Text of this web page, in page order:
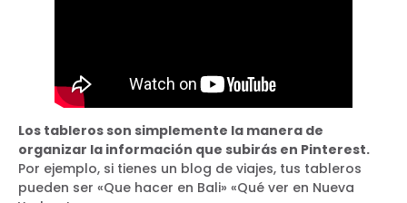
Los tableros son simplemente la manera de
organizar la información que subirás en Pinterest.
Por ejemplo, si tienes un blog de viajes, tus tableros
pueden ser «Que hacer en Bali» «Qué ver en Nueva